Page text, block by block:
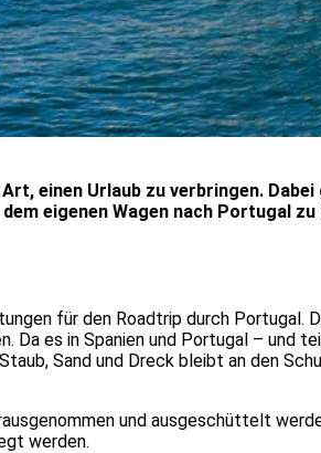
einen Urlaub zu verbringen.
eigenen Wagen nach Portugal
für den Roadtrip durch Portugal.
es in Spanien und Portugal – und
Sand und Dreck bleibt an den
und ausgeschüttelt
werden.